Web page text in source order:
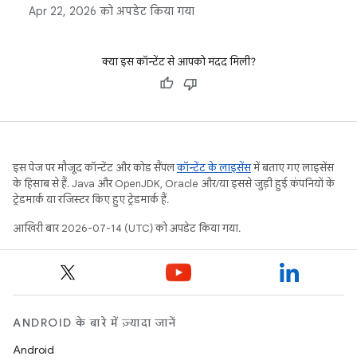
Apr 22, 2026 को अपडेट किया गया
क्या इस कॉन्टेंट से आपको मदद मिली?
इस पेज पर मौजूद कॉन्टेंट और कोड सैंपलकॉन्टेंट के लाइसेंसमें बताए गए लाइसेंस
के हिसाब से हैं. Java और OpenJDK, Oracle और/या इससे जुड़ी हुई कंपनियों के
ट्रेडमार्क या रजिस्टर किए हुए ट्रेडमार्क हैं.
आखिरी बार 2026-07-14 (UTC) को अपडेट किया गया.
ANDROID के बारे में ज़्यादा जानें
Android